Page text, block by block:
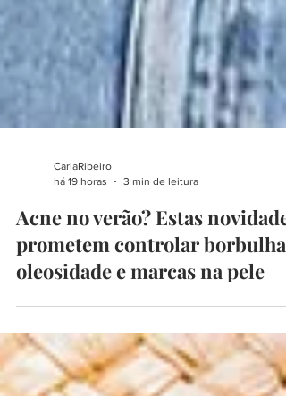
CarlaRibeiro
há 19 horas
3 min de leitura
Acne no verão? Estas novidades
prometem controlar borbulhas,
oleosidade e marcas na pele